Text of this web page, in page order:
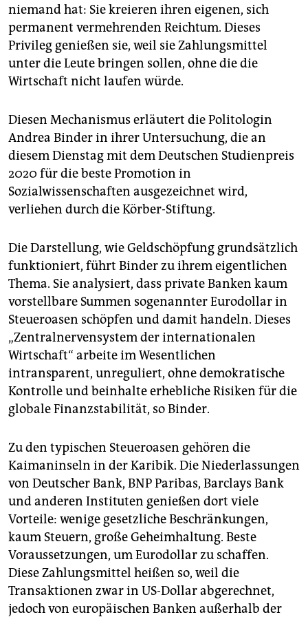
niemand hat: Sie kreieren ihren eigenen, sich
permanent vermehrenden Reichtum. Dieses
Privileg genießen sie, weil sie Zahlungsmittel
unter die Leute bringen sollen, ohne die die
Wirtschaft nicht laufen würde.
Diesen Mechanismus erläutert die Politologin
Andrea Binder in ihrer Untersuchung, die an
diesem Dienstag mit dem Deutschen Studienpreis
2020 für die beste Promotion in
Sozialwissenschaften ausgezeichnet wird,
verliehen durch die Körber-Stiftung.
Die Darstellung, wie Geldschöpfung grundsätzlich
funktioniert, führt Binder zu ihrem eigentlichen
Thema. Sie analysiert, dass private Banken kaum
vorstellbare Summen sogenannter Eurodollar in
Steueroasen schöpfen und damit handeln. Dieses
„Zentralnervensystem der internationalen
Wirtschaft“ arbeite im Wesentlichen
intransparent, unreguliert, ohne demokratische
Kontrolle und beinhalte erhebliche Risiken für die
globale Finanzstabilität, so Binder.
Zu den typischen Steuer­oasen gehören die
Kaimaninseln in der Karibik. Die Niederlassungen
von Deutscher Bank, BNP Paribas, Barclays Bank
und anderen Instituten genießen dort viele
Vorteile: wenige gesetzliche Beschränkungen,
kaum Steuern, große Geheimhaltung. Beste
Voraussetzungen, um Eurodollar zu schaffen.
Diese Zahlungsmittel heißen so, weil die
Transaktionen zwar in US-Dollar abgerechnet,
jedoch von europäischen Banken außerhalb der